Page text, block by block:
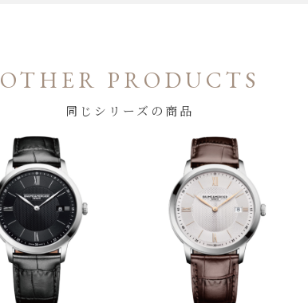
OTHER PRODUCTS
同じシリーズの商品